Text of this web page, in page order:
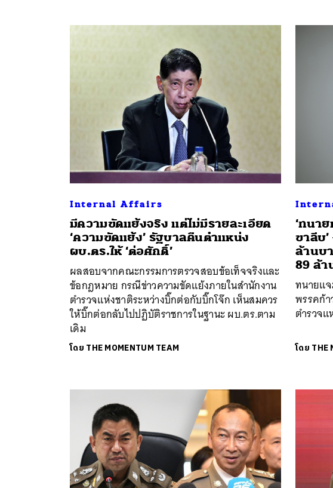
Internal Affairs
มีความขัดแย้งจริง แต่ไม่มีรายละเอียด
‘ความขัดแย้ง’ รัฐบาลคืนตำแหน่ง
ผบ.ตร.ให้ ‘ต่อศักดิ์’
ผลสอบจากคณะกรรมการตรวจสอบข้อเท็จจริงและ
ข้อกฎหมาย กรณีข่าวความขัดแย้งภายในสำนักงาน
ตำรวจแห่งชาติระหว่างบิ๊กต่อกับบิ๊กโจ๊ก เห็นสมควร
ให้บิ๊กต่อกลับไปปฏิบัติราชการในฐานะ ผบ.ตร.ตาม
เดิม
โดย THE MOMENTUM TEAM
‘ทนา
ขาลีบ
ล้านบ
89 ล้า
ทนายแ
พรรคก้
ตำรวจ
โดย THE
ค้นหา